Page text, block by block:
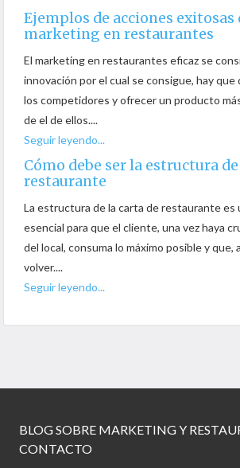
Ejemplos de acciones exitosas
marketing en restaurantes
El marketing en restaurantes eficaz se
innovación por el cual se consigue, hay
los competidores y ofrecer un producto
de el de ellos....
Seguir leyendo...
Cómo debe ser la estructura
restaurante
La estructura de la carta de restaurante es
esencial para que el cliente, una vez haya
del local, consuma lo máximo posible y que,
volver....
Seguir leyendo...
BLOG SOBRE MARKETING Y
CONTACTO